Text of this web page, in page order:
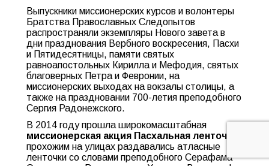
Выпускники миссионерских курсов и волонтеры
Братства Православных Следопытов
распространяли экземпляры Нового завета в
дни празднования Вербного воскресения, Пасхи
и Пятидесятницы, памяти святых
равноапостольных Кирилла и Мефодия, святых
благоверных Петра и Февронии, на
миссионерских выходах на вокзалы столицы, а
также на праздновании 700-летия преподобного
Сергия Радонежского.
В 2014 году прошла широкомасштабная
миссионерская акция Пасхальная ленточка
прохожим на улицах раздавались атласные
ленточки со словами преподобного Серафама